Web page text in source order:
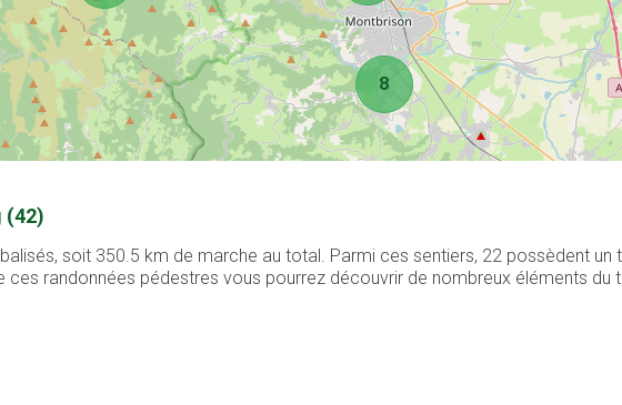
8
(42)
soit 350.5 km de marche au total. Parmi ces sentiers, 22 possèdent un
randonnées pédestres vous pourrez découvrir de nombreux éléments du